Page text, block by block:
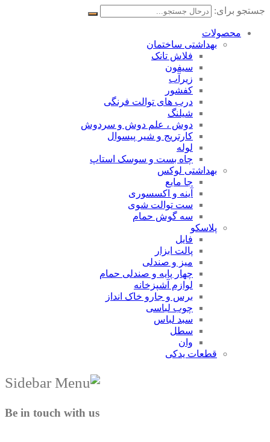
جستجو برای:
محصولات
بهداشتی ساختمان
فلاش تانک
سیفون
زیرآب
کفشور
درب های توالت فرنگی
شیلنگ
دوش ، علم دوش و سردوش
کارتریج و شیر پیسوال
لوله
چاه بست و سوسک استاپ
بهداشتی لوکس
جا مایع
آینه و اکسسوری
ست توالت شوی
سه گوش حمام
پلاسکو
فایل
پالت ابزار
میز و صندلی
چهار پایه و صندلی حمام
لوازم آشپزخانه
برس و جارو خاک انداز
چوب لباسی
سبد لباس
سطل
وان
قطعات یدکی
Be in touch with us